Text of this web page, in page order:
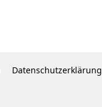
Datenschutzerklärung